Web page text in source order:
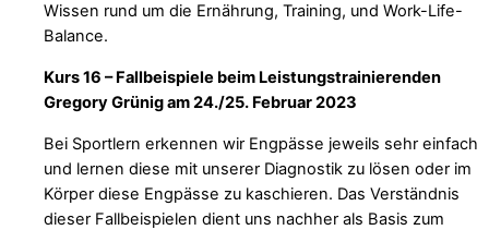
Wissen rund um die Ernährung, Training, und Work-Life-
Balance.
Kurs 16 – Fallbeispiele beim Leistungstrainierenden
Gregory Grünig am 24./25. Februar 2023
Bei Sportlern erkennen wir Engpässe jeweils sehr einfach
und lernen diese mit unserer Diagnostik zu lösen oder im
Körper diese Engpässe zu kaschieren. Das Verständnis
dieser Fallbeispielen dient uns nachher als Basis zum